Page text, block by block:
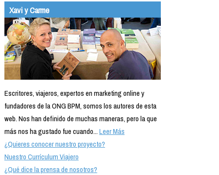
Xavi y Carme
Escritores, viajeros, expertos en marketing online y
fundadores de la ONG BPM, somos los autores de esta
web. Nos han definido de muchas maneras, pero la que
más nos ha gustado fue cuando...Leer Más
¿Quieres conocer nuestro proyecto?
Nuestro Currículum Viajero
¿Qué dice la prensa de nosotros?